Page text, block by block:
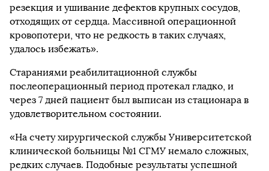
резекция и ушивание дефектов крупных сосудов,
отходящих от сердца. Массивной операционной
кровопотери, что не редкость в таких случаях,
удалось избежать».
Стараниями реабилитационной службы
послеоперационный период протекал гладко, и
через 7 дней пациент был выписан из стационара в
удовлетворительном состоянии.
«На счету хирургической службы Университетской
клинической больницы №1 СГМУ немало сложных,
редких случаев. Подобные результаты успешной